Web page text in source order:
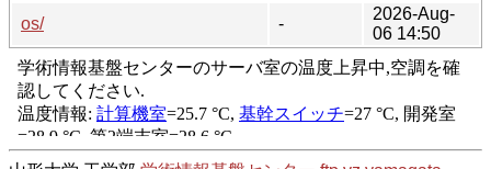
os/
-
2026-Aug-
06 14:50